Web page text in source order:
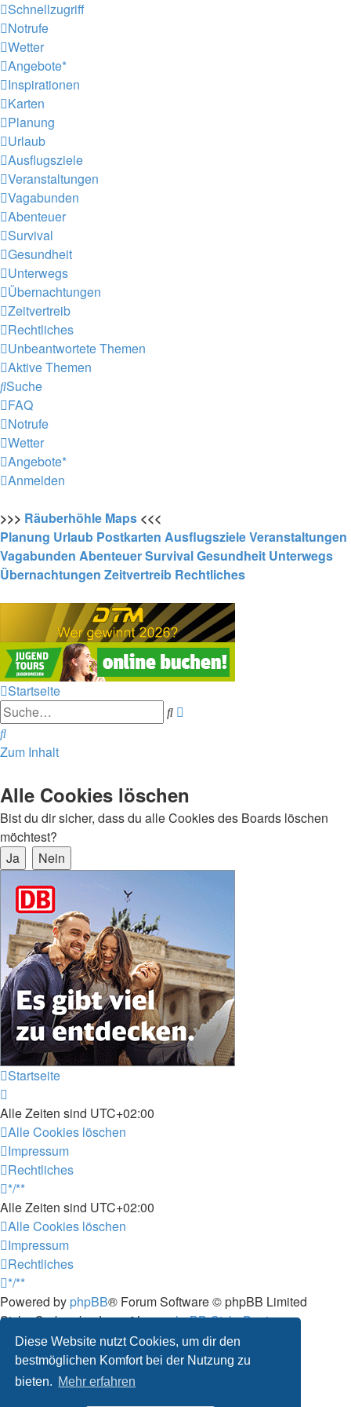
Diese Website nutzt Cookies, um dir den
bestmöglichen Komfort bei der Nutzung zu
bieten. Mehr erfahren
Schnellzugriff
Notrufe
Wetter
Angebote*
Inspirationen
Karten
Planung
Urlaub
Ausflugsziele
Veranstaltungen
Vagabunden
Abenteuer
Survival
Gesundheit
Unterwegs
Übernachtungen
Zeitvertreib
Rechtliches
Unbeantwortete Themen
Aktive Themen
Suche
FAQ
Notrufe
Wetter
Angebote*
Anmelden
>>> Räuberhöhle Maps <<<
Planung Urlaub Postkarten AusflugszieleVeranstaltungen
Vagabunden AbenteuerSurvivalGesundheit Unterwegs
Übernachtungen Zeitvertreib Rechtliches
Startseite
Suche
Suche
Zum Inhalt
Alle Cookies löschen
Bist du dir sicher, dass du alle Cookies des Boards löschen
möchtest?
Startseite
Alle Zeiten sind UTC+02:00
Alle Cookies löschen
Impressum
Rechtliches
*/**
Alle Zeiten sind UTC+02:00
Alle Cookies löschen
Impressum
Rechtliches
*/**
Powered by phpBB® Forum Software © phpBB Limited
Style: Carbon by Joyce&LunaphpBB-Style-Design
Deutsche Übersetzung durchphpBB.de
Datenschutz|Nutzungsbedingungen